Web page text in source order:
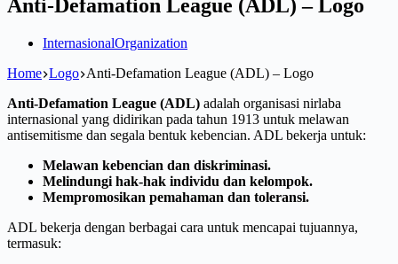
Anti-Defamation League (ADL) – Logo
InternasionalOrganization
Home Logo Anti-Defamation League (ADL) – Logo
Anti-Defamation League (ADL) adalah organisasi nirlaba
internasional yang didirikan pada tahun 1913 untuk melawan
antisemitisme dan segala bentuk kebencian. ADL bekerja untuk:
Melawan kebencian dan diskriminasi.
Melindungi hak-hak individu dan kelompok.
Mempromosikan pemahaman dan toleransi.
ADL bekerja dengan berbagai cara untuk mencapai tujuannya,
termasuk: